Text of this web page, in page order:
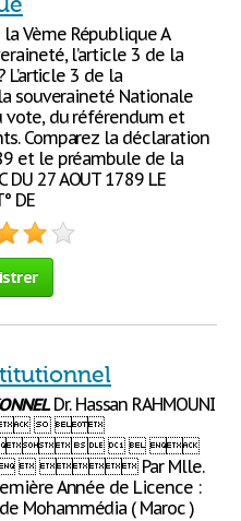
Vème République A
l’article 3 de la
3 de la
souveraineté Nationale
vote, du référendum et
Comparez la déclaration
et le préambule de la
DU 27 AOUT 1789 LE
DE
Dr. Hassan RAHMOUNI
 
  
 Par Mlle.
Année de Licence :
Mohammédia ( Maroc )